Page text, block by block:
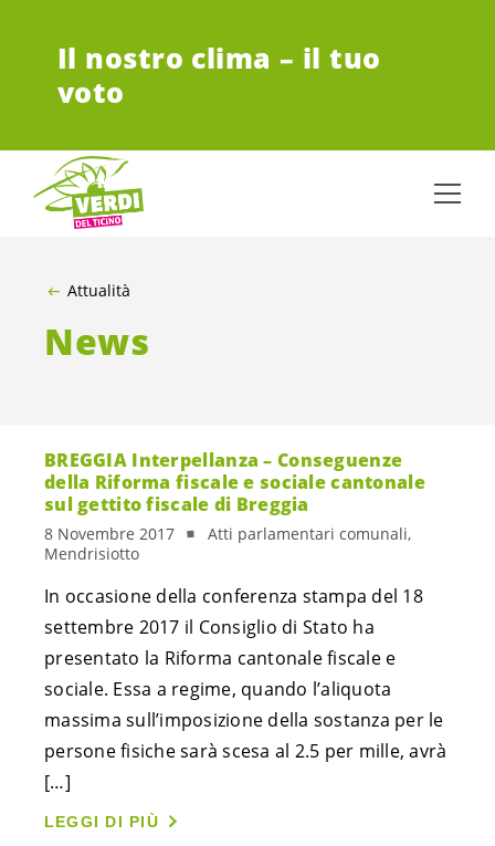
Il nostro clima – il tuo
voto
Attualità
News
BREGGIA Interpellanza – Conseguenze
della Riforma fiscale e sociale cantonale
sul gettito fiscale di Breggia
8 Novembre 2017
Atti parlamentari comunali,
Mendrisiotto
In occasione della conferenza stampa del 18
settembre 2017 il Consiglio di Stato ha
presentato la Riforma cantonale fiscale e
sociale. Essa a regime, quando l’aliquota
massima sull’imposizione della sostanza per le
persone fisiche sarà scesa al 2.5 per mille, avrà
[…]
LEGGI DI PIÙ